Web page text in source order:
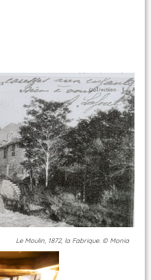
Le Moulin, 1872, la Fabrique. © Monia